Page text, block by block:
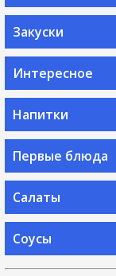
Закуски
Интересное
Напитки
Первые блюда
Салаты
Соусы